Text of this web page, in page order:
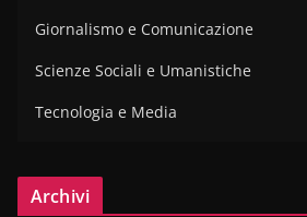
Giornalismo e Comunicazione
Scienze Sociali e Umanistiche
Tecnologia e Media
Archivi